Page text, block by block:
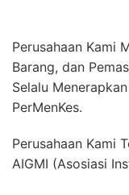
Perusahaan Kami
Barang, dan
Selalu
PerMenKes.
Perusahaan Kami
AIGMI (Asosiasi